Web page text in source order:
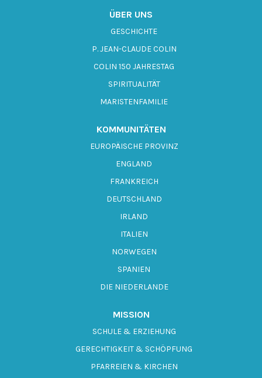
ÜBER UNS
GESCHICHTE
P. JEAN-CLAUDE COLIN
COLIN 150 JAHRESTAG
SPIRITUALITÄT
MARISTENFAMILIE
KOMMUNITÄTEN
EUROPÄISCHE PROVINZ
ENGLAND
FRANKREICH
DEUTSCHLAND
IRLAND
ITALIEN
NORWEGEN
SPANIEN
DIE NIEDERLANDE
MISSION
SCHULE & ERZIEHUNG
GERECHTIGKEIT & SCHÖPFUNG
PFARREIEN & KIRCHEN